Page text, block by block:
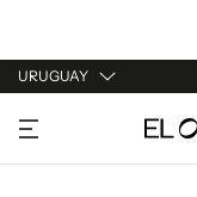
URUGUAY
URUGUAY
ARGENTINA